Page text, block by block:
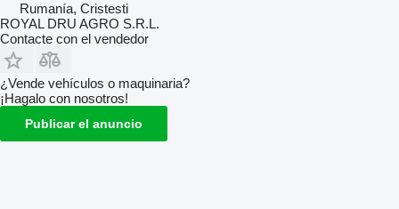
Rumanía, Cristesti
ROYAL DRU AGRO S.R.L.
Contacte con el vendedor
¿Vende vehículos o maquinaria?
¡Hagalo con nosotros!
Publicar el anuncio